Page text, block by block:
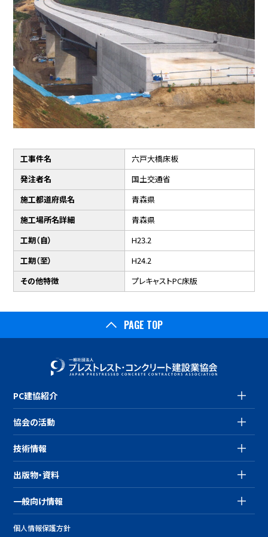
工事件名
六戸大橋床板
発注者名
国土交通省
施工都道府県名
青森県
施工場所名詳細
青森県
工期（自）
H23.2
工期（至）
H24.2
その他特徴
プレキャストPC床版
PAGE TOP
PC建協紹介
協会の活動
技術情報
出版物・資料
一般向け情報
個人情報保護方針